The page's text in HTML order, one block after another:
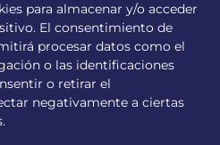
para almacenar y/o acceder
El consentimiento de
procesar datos como el
o las identificaciones
o retirar el
negativamente a ciertas
98 66 58